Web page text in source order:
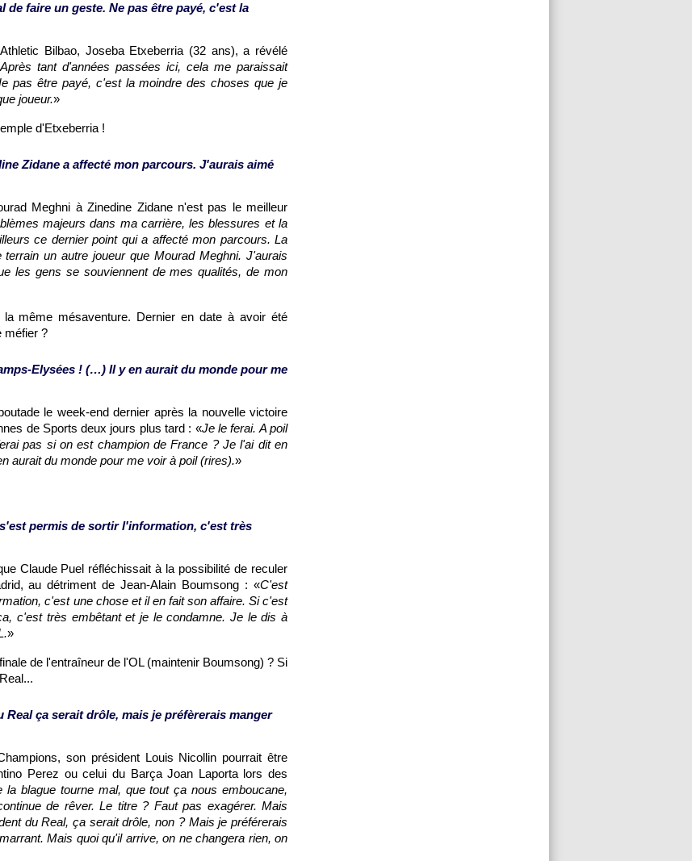
de faire un geste. Ne pas être payé, c'est la
Bilbao, Joseba Etxeberria (32 ans), a révélé
Après tant d'années passées ici, cela me paraissait
pas être payé, c'est la moindre des choses que je
joueur.»
d'Etxeberria !
Zidane a affecté mon parcours. J'aurais aimé
Meghni à Zinedine Zidane n'est pas le meilleur
majeurs dans ma carrière, les blessures et la
ce dernier point qui a affecté mon parcours. La
un autre joueur que Mourad Meghni. J'aurais
les gens se souviennent de mes qualités, de mon
même mésaventure. Dernier en date à avoir été
méfier ?
Elysées ! (…) Il y en aurait du monde pour me
le week-end dernier après la nouvelle victoire
de Sports deux jours plus tard : «Je le ferai. A poil
pas si on est champion de France ? Je l'ai dit en
aurait du monde pour me voir à poil (rires).»
permis de sortir l'information, c'est très
Claude Puel réfléchissait à la possibilité de reculer
au détriment de Jean-Alain Boumsong : «C'est
c'est une chose et il en fait son affaire. Si c'est
c'est très embêtant et je le condamne. Je le dis à
.»
de l'entraîneur de l'OL(maintenir Boumsong) ? Si
ça serait drôle, mais je préfèrerais manger
son président Louis Nicollin pourrait être
Perez ou celui du Barça Joan Laporta lors des
la blague tourne mal, que tout ça nous emboucane,
de rêver. Le titre ? Faut pas exagérer. Mais
du Real, ça serait drôle, non ? Mais je préférerais
Mais quoi qu'il arrive, on ne changera rien, on